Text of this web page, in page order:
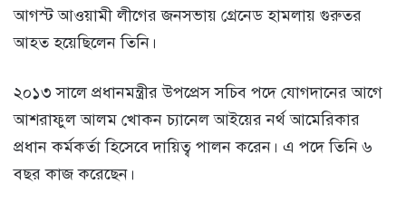
আগস্ট আওয়ামী লীগের জনসভায় গ্রেনেড হামলায় গুরুতর
আহত হয়েছিলেন তিনি।
২০১৩ সালে প্রধানমন্ত্রীর উপপ্রেস সচিব পদে যোগদানের আগে
আশরাফুল আলম খোকন চ্যানেল আইয়ের নর্থ আমেরিকার
প্রধান কর্মকর্তা হিসেবে দায়িত্ব পালন করেন। এ পদে তিনি ৬
বছর কাজ করেছেন।